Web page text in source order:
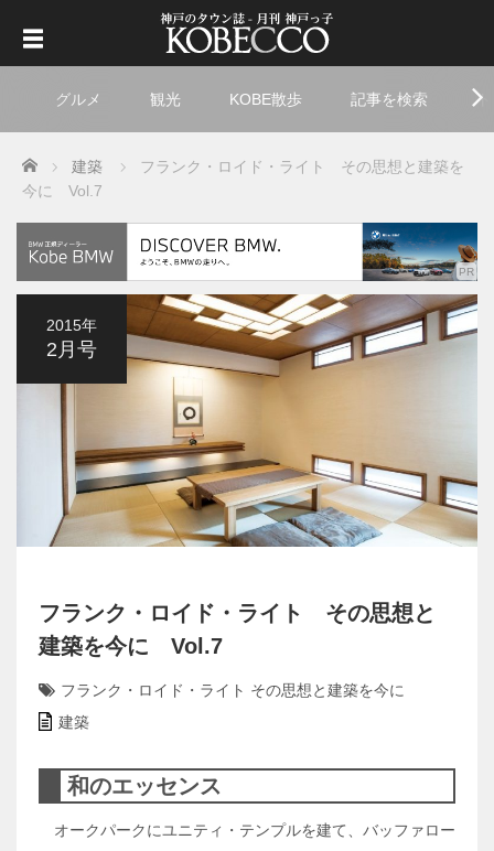
グルメ 観光 KOBE散歩 記事を検索
Home 建築
フランク・ロイド・ライト その思想と建築を
今に Vol.7
2015年
2月号
フランク・ロイド・ライト その思想と
建築を今に Vol.7
フランク・ロイド・ライト その思想と建築を今に
建築
和のエッセンス
オークパークにユニティ・テンプルを建て、バッファロー